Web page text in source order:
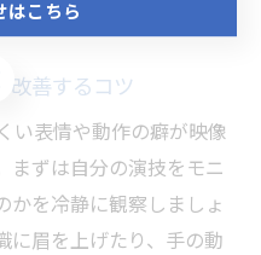
改善するコツ
い表情や動作の癖が映像
まずは自分の演技をモニ
かを冷静に観察しましょ
に眉を上げたり、手の動
はこちら
はこちら